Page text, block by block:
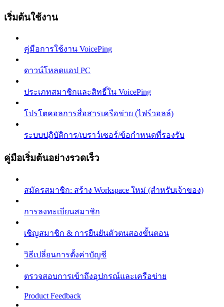
เริ่มต้นใช้งาน
คู่มือการใช้งาน VoicePing
ดาวน์โหลดแอป PC
ประเภทสมาชิกและสิทธิ์ใน VoicePing
โปรโตคอลการสื่อสารเครือข่าย (ไฟร์วอลล์)
ระบบปฏิบัติการ/เบราว์เซอร์/ข้อกำหนดที่รองรับ
คู่มือเริ่มต้นอย่างรวดเร็ว
สมัครสมาชิก: สร้าง Workspace ใหม่ (สำหรับเจ้าของ)
การลงทะเบียนสมาชิก
เชิญสมาชิก & การยืนยันตัวตนสองขั้นตอน
วิธีเปลี่ยนการตั้งค่าบัญชี
ตรวจสอบการเข้าถึงอุปกรณ์และเครือข่าย
Product Feedback